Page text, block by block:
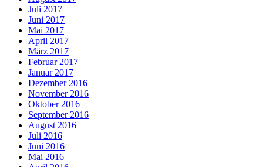
Juli 2017
Juni 2017
Mai 2017
April 2017
März 2017
Februar 2017
Januar 2017
Dezember 2016
November 2016
Oktober 2016
September 2016
August 2016
Juli 2016
Juni 2016
Mai 2016